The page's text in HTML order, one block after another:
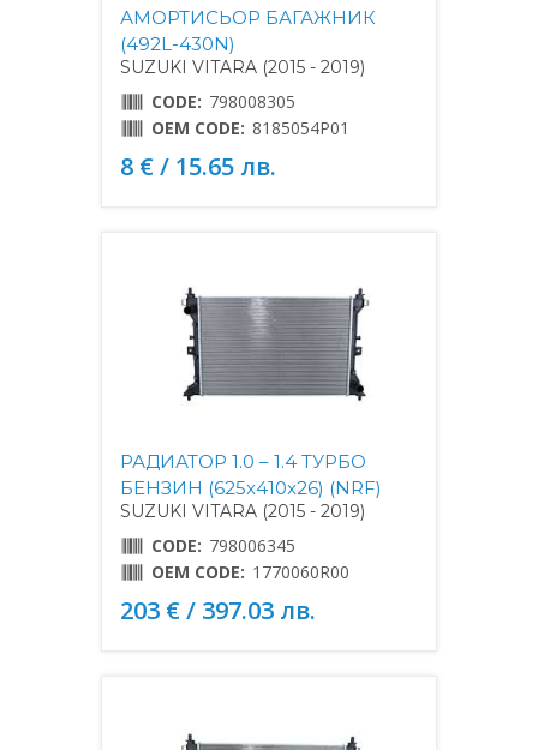
АМОРТИСЬОР БАГАЖНИК
(492L-430N)
SUZUKI VITARA (2015 - 2019)
CODE: 798008305
OEM CODE: 8185054P01
8 € / 15.65 лв.
РАДИАТОР 1.0 – 1.4 ТУРБО
БЕНЗИН (625x410x26) (NRF)
SUZUKI VITARA (2015 - 2019)
CODE: 798006345
OEM CODE: 1770060R00
203 € / 397.03 лв.